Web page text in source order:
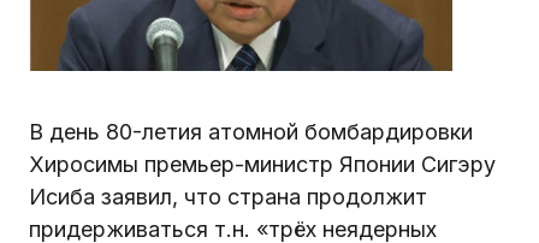
В день 80-летия атомной бомбардировки
Хиросимы премьер-министр Японии Сигэру
Исиба заявил, что страна продолжит
придерживаться т.н. «трёх неядерных